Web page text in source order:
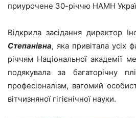
приурочене 30-річчю НАМН
Відкрила засідання директор
Степанівна, яка привітала усіх
річчям Національної академії
подякувала за багаторічну
професіоналізм, вагомий
вітчизняної гігієнічної науки.